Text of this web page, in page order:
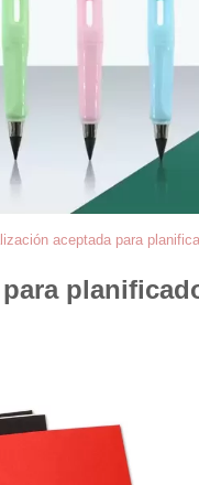
aceptada para